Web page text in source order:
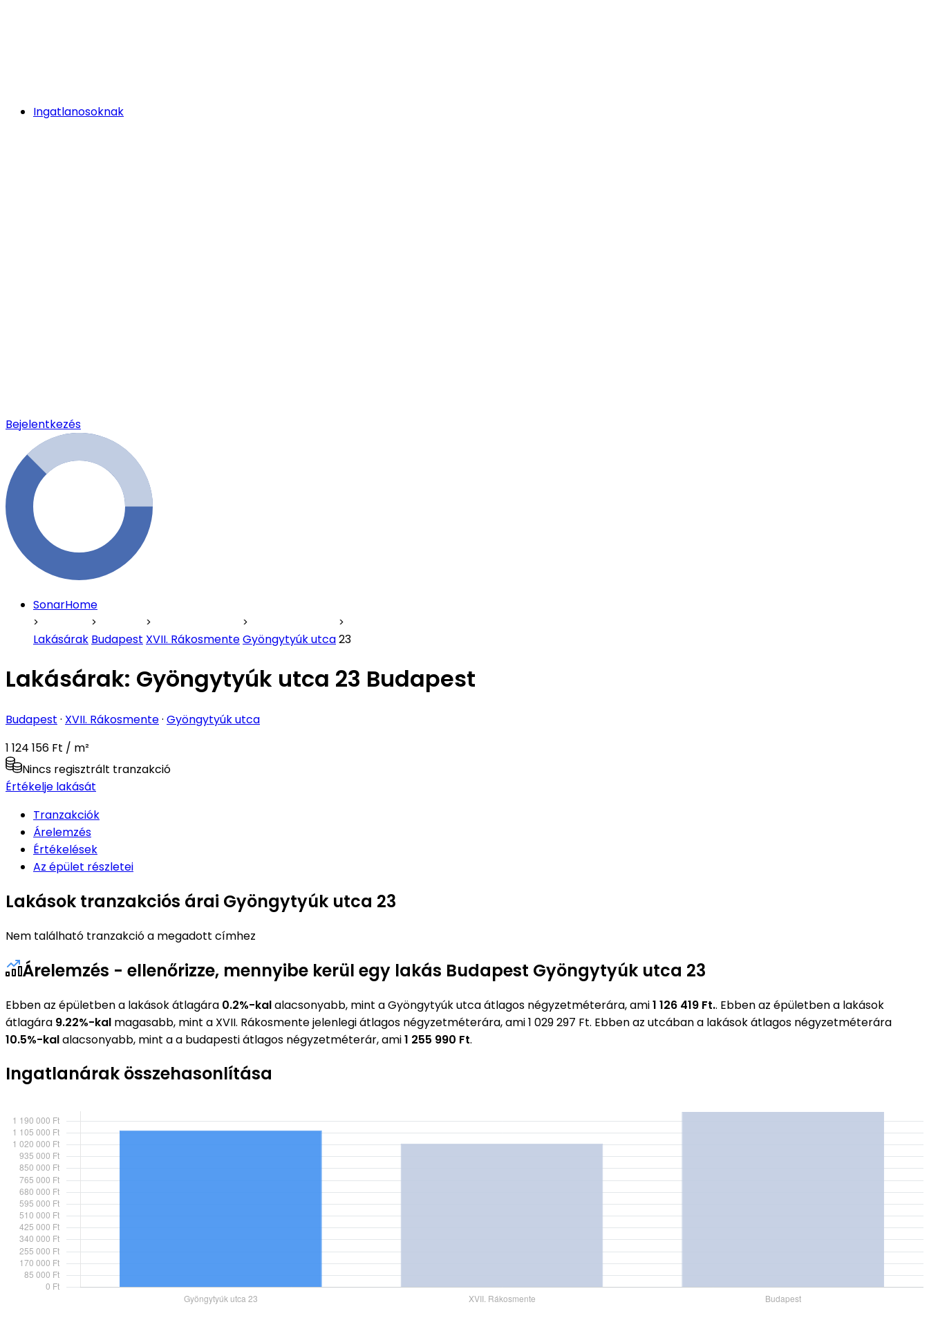
Ingatlanosoknak
Bejelentkezés
SonarHome
Lakásárak Budapest XVII. RákosmenteGyöngytyúk utca23
Lakásárak: Gyöngytyúk utca 23 Budapest
Budapest · XVII. Rákosmente· Gyöngytyúk utca
1 124 156 Ft / m²
Nincs regisztrált tranzakció
Értékelje lakását
Tranzakciók
Árelemzés
Értékelések
Az épület részletei
Lakások tranzakciós árai Gyöngytyúk utca 23
Nem található tranzakció a megadott címhez
Árelemzés - ellenőrizze, mennyibe kerül egy lakás Budapest Gyöngytyúk utca 23
Ebben az épületben a lakások átlagára 0.2%-kalalacsonyabb, mint a Gyöngytyúk utca átlagos négyzetméterára, ami1 126 419 Ft.. Ebben az épületben a lakások
átlagára 9.22%-kal magasabb, mint a XVII. Rákosmente jelenlegi átlagos négyzetméterára, ami 1 029 297 Ft. Ebben az utcában a lakások átlagos négyzetméterára
10.5%-kalalacsonyabb, mint a a budapesti átlagos négyzetméterár, ami1 255 990 Ft.
Ingatlanárak összehasonlítása